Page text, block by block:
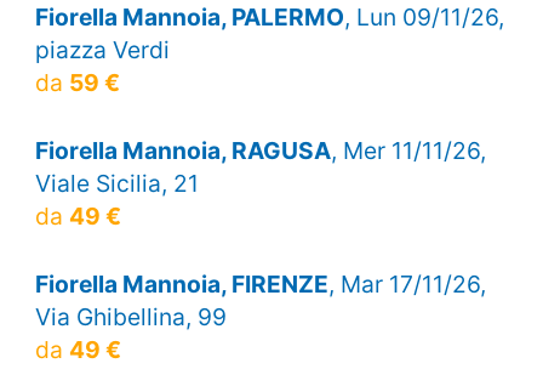
Fiorella Mannoia, PALERMO, Lun 09/11/26,
piazza Verdi
da 59 €
Fiorella Mannoia, RAGUSA, Mer 11/11/26,
Viale Sicilia, 21
da 49 €
Fiorella Mannoia, FIRENZE, Mar 17/11/26,
Via Ghibellina, 99
da 49 €